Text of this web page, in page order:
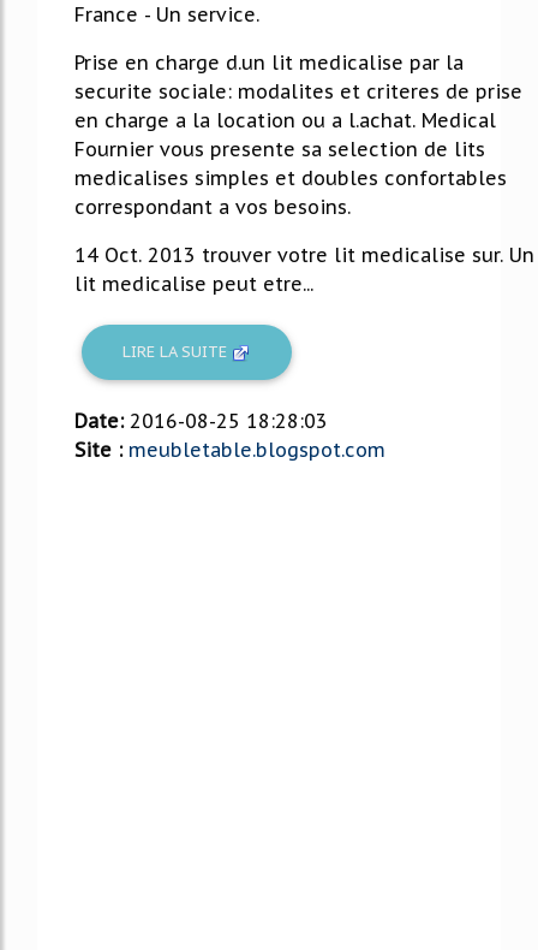
France - Un service.
Prise en charge d.un lit medicalise par la
securite sociale: modalites et criteres de prise
en charge a la location ou a l.achat. Medical
Fournier vous presente sa selection de lits
medicalises simples et doubles confortables
correspondant a vos besoins.
14 Oct. 2013 trouver votre lit medicalise sur. Un
lit medicalise peut etre...
LIRE LA SUITE
Date: 2016-08-25 18:28:03
Site : meubletable.blogspot.com